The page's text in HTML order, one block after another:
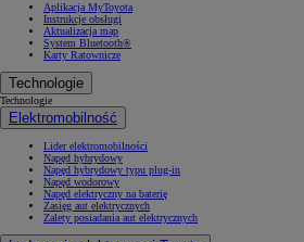
Aplikacja MyToyota
Instrukcje obsługi
Aktualizacja map
System Bluetooth®
Karty Ratownicze
Technologie
Technologie
Elektromobilność
Lider elektromobilności
Napęd hybrydowy
Napęd hybrydowy typu plug-in
Napęd wodorowy
Napęd elektryczny na baterię
Zasięg aut elektrycznych
Zalety posiadania aut elektrycznych